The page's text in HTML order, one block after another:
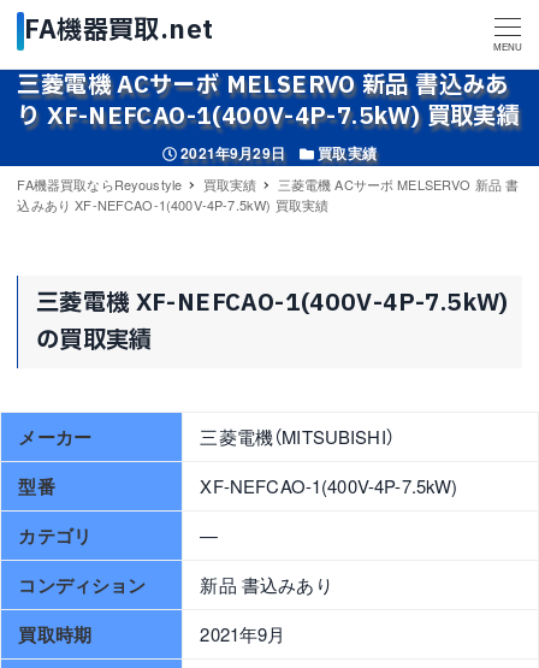
MENU
三菱電機 ACサーボ MELSERVO 新品 書込みあ
り XF-NEFCAO-1(400V-4P-7.5kW) 買取実績
投稿日
2021年9月29日 カテゴリー
買取実績
FA機器買取ならReyoustyle 買取実績
三菱電機 ACサーボ MELSERVO 新品 書
込みあり XF-NEFCAO-1(400V-4P-7.5kW) 買取実績
三菱電機 XF-NEFCAO-1(400V-4P-7.5kW)
の買取実績
メーカー 三菱電機（MITSUBISHI）
型番 XF-NEFCAO-1(400V-4P-7.5kW)
カテゴリ —
コンディション 新品 書込みあり
買取時期 2021年9月